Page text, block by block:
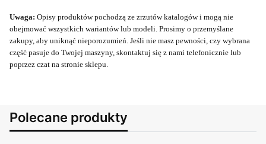
Uwaga: Opisy produktów pochodzą ze zrzutów katalogów i mogą nie
obejmować wszystkich wariantów lub modeli. Prosimy o przemyślane
zakupy, aby uniknąć nieporozumień. Jeśli nie masz pewności, czy wybrana
część pasuje do Twojej maszyny, skontaktuj się z nami telefonicznie lub
poprzez czat na stronie sklepu.
Polecane produkty